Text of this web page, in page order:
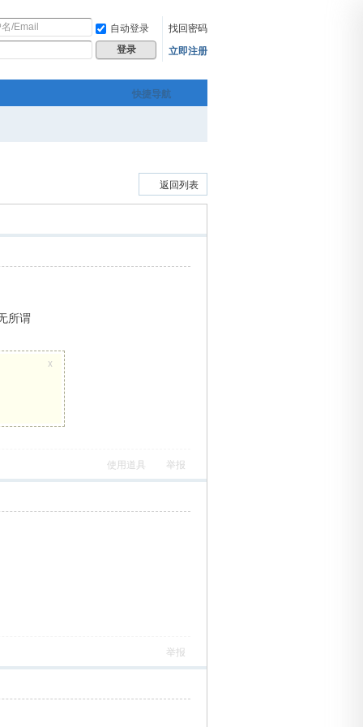
自动登录 找回密码
登录 立即注册
快捷导航
返回列表
所谓
x
使用道具 举报
举报